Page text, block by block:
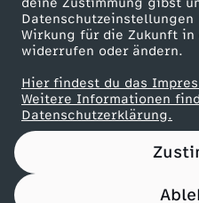
deine Zustimmung gibst
Wirkung für die Zukunft
widerrufen oder ändern.
Hier findest du das
Weitere Informationen
Datenschutzerklärung.
Partner